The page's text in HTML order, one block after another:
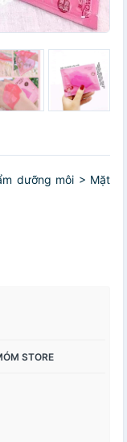
dưỡng môi > Mặt
STORE